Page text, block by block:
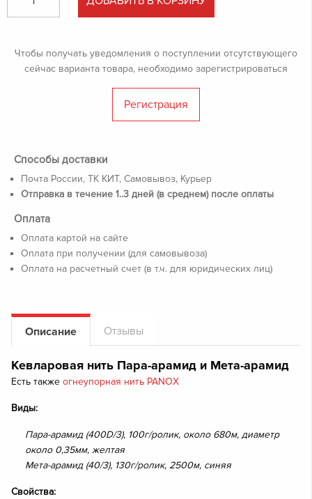
Чтобы получать уведомления о поступлении отсутствующего
сейчас варианта товара, необходимо зарегистрироваться
Регистрация
Способы доставки
Почта России, ТК КИТ, Самовывоз, Курьер
Отправка в течение 1..3 дней (в среднем) после оплаты
Оплата
Оплата картой на сайте
Оплата при получении (для самовывоза)
Оплата на расчетный счет (в т.ч. для юридических лиц)
Описание Отзывы
Кевларовая нить Пара-арамид и Мета-арамид
Есть также огнеупорная нить PANOX
Виды:
Пара-арамид (400D/3), 100г/ролик, около 680м, диаметр
около 0,35мм, желтая
Мета-арамид (40/3), 130г/ролик, 2500м, синяя
Свойства: